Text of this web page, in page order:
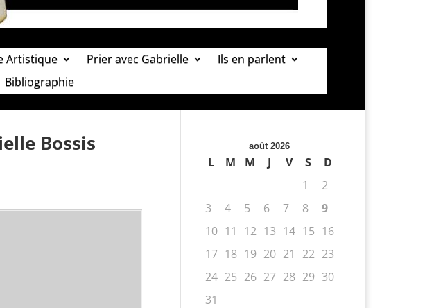
Artistique Prier avec Gabrielle
Ils en parlent
Bibliographie
Bossis août 2026
L M M J V S
D
1
2
3
4 5 6 7 8
9
10 11 12 13 14 15 16
17 18 19 20 21 22 23
24 25 26 27 28 29 30
31